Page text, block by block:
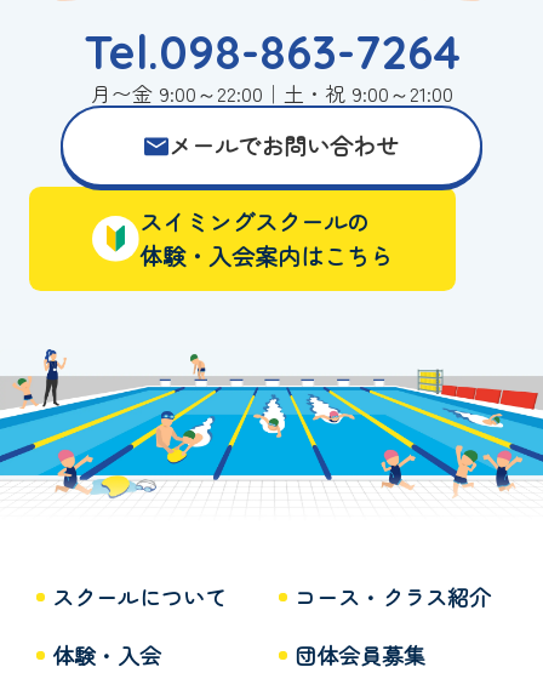
Tel.098-863-7264
月〜金 9:00～22:00｜土・祝 9:00～21:00
メールでお問い合わせ
スイミングスクールの
体験・入会案内はこちら
スクールについて
コース・クラス紹介
体験・入会
団体会員募集